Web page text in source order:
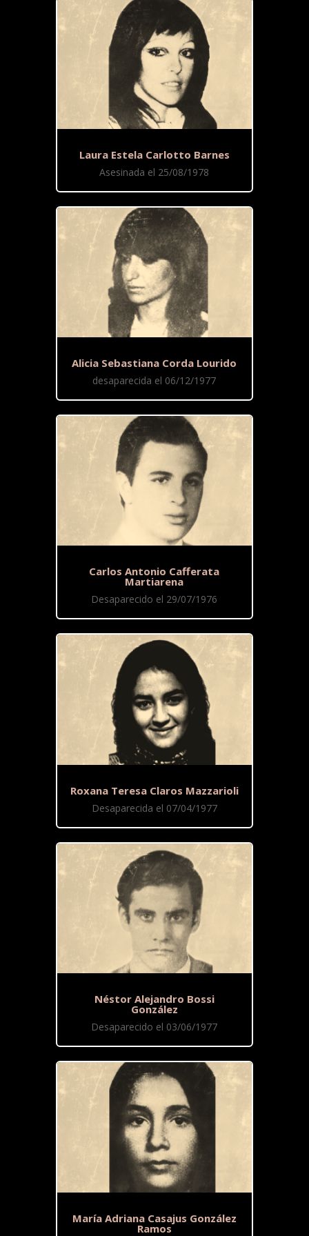
Laura Estela Carlotto Barnes
Asesinada el 25/08/1978
Alicia Sebastiana Corda Lourido
desaparecida el 06/12/1977
Carlos Antonio Cafferata
Martiarena
Desaparecido el 29/07/1976
Roxana Teresa Claros Mazzarioli
Desaparecida el 07/04/1977
Néstor Alejandro Bossi
González
Desaparecido el 03/06/1977
María Adriana Casajus González
Ramos